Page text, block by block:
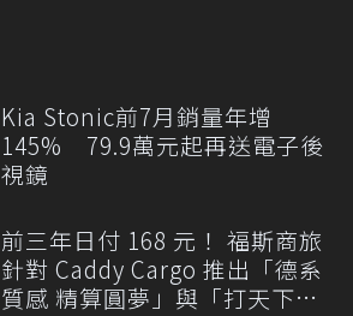
Kia Stonic前7月銷量年增
145% 79.9萬元起再送電子後
視鏡
前三年日付 168 元！ 福斯商旅
針對 Caddy Cargo 推出「德系
質感 精算圓夢」與「打天下」